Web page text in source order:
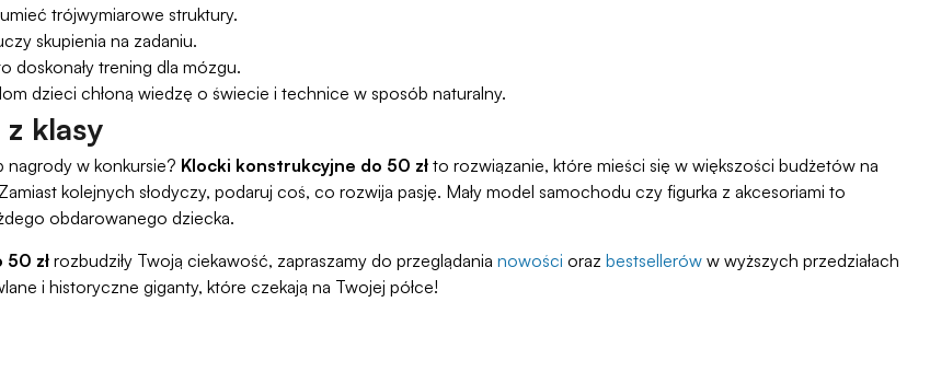
trójwymiarowe struktury.
skupienia na zadaniu.
doskonały trening dla mózgu.
dzieci chłoną wiedzę o świecie i technice w sposób naturalny.
klasy
nagrody w konkursie? Klocki konstrukcyjne do 50 zł to rozwiązanie, które mieści się w większości budżetów na
kolejnych słodyczy, podaruj coś, co rozwija pasję. Mały model samochodu czy figurka z akcesoriami to
obdarowanego dziecka.
50 złrozbudziły Twoją ciekawość, zapraszamy do przeglądania nowości oraz bestsellerów w wyższych przedziałach
i historyczne giganty, które czekają na Twojej półce!